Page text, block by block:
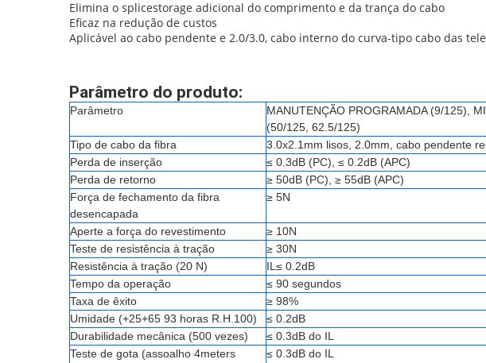
Elimina o splicestorage adicional do comprimento e da trança do cabo
Eficaz na redução de custos
Aplicável ao cabo pendente e 2.0/3.0, cabo interno do curva-tipo cabo das
Parâmetro do produto:
Parâmetro
MANUTENÇÃO PROGRAMADA (9/125),
(50/125, 62.5/125)
Tipo de cabo da fibra
3.0x2.1mm lisos, 2.0mm, cabo pendente
Perda de inserção
≤ 0.3dB (PC), ≤ 0.2dB (APC)
Perda de retorno
≥ 50dB (PC), ≥ 55dB (APC)
Força de fechamento da fibra
desencapada
≥ 5N
Aperte a força do revestimento
≥ 10N
Teste de resistência à tração
≥ 30N
Resistência à tração (20 N)
IL≤ 0.2dB
Tempo da operação
≤ 90 segundos
Taxa de êxito
≥ 98%
Umidade (+25+65 93 horas R.H.100)
≤ 0.2dB
Durabilidade mecânica (500 vezes)
≤ 0.3dB do IL
Teste de gota (assoalho 4meters
≤ 0.3dB do IL